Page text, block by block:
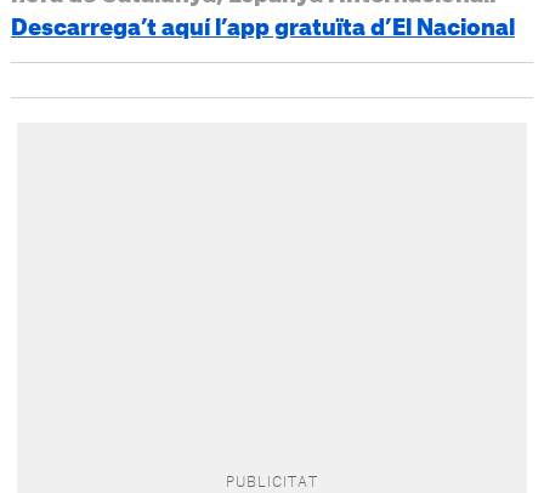
Descarrega’t aquí l’app gratuïta d’El Nacional